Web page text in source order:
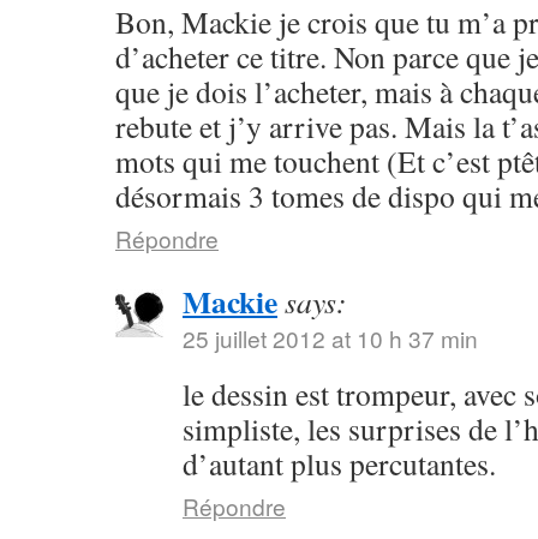
Bon, Mackie je crois que tu m’a
d’acheter ce titre. Non parce que
que je dois l’acheter, mais à
rebute et j’y arrive pas. Mais la
mots qui me touchent (Et c’est
désormais 3 tomes de dispo qui
Répondre
Mackiesays:
25 juillet 2012 at 10 h 37 min
le dessin est trompeur, avec
simpliste, les surprises de
d’autant plus percutantes.
Répondre